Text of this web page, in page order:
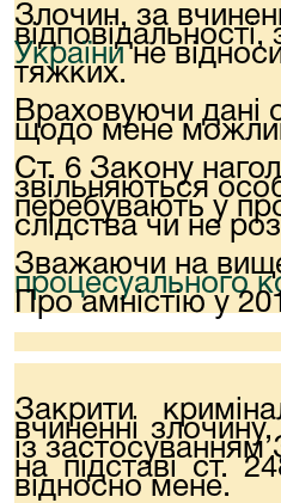
Злочин, за
відповідальності,
України не
тяжких.
Враховуючи дані
щодо мене
Ст. 6 Закону
звільняються
перебувають у
слідства чи не
Зважаючи на
процесуального
Про амністію у
Закрити
вчиненні
із застосуванням
на підставі ст.
відносно мене.